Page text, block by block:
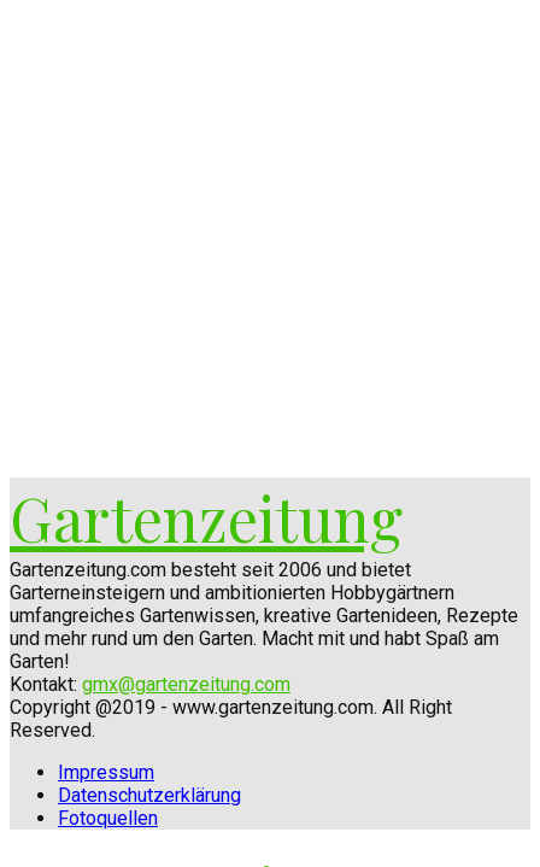
Gartenzeitung
Gartenzeitung.com besteht seit 2006 und bietet
Garterneinsteigern und ambitionierten Hobbygärtnern
umfangreiches Gartenwissen, kreative Gartenideen, Rezepte
und mehr rund um den Garten. Macht mit und habt Spaß am
Garten!
Kontakt: gmx@gartenzeitung.com
Copyright @2019 - www.gartenzeitung.com. All Right
Reserved.
Impressum
Datenschutzerklärung
Fotoquellen